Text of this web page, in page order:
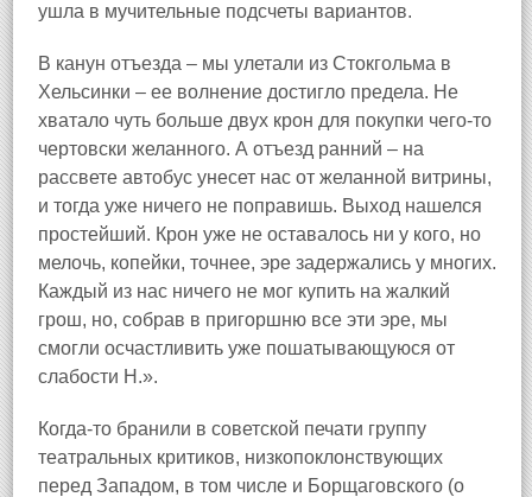
ушла в мучительные подсчеты вариантов.
В канун отъезда – мы улетали из Стокгольма в
Хельсинки – ее волнение достигло предела. Не
хватало чуть больше двух крон для покупки чего‑то
чертовски желанного. А отъезд ранний – на
рассвете автобус унесет нас от желанной витрины,
и тогда уже ничего не поправишь. Выход нашелся
простейший. Крон уже не оставалось ни у кого, но
мелочь, копейки, точнее, эре задержались у многих.
Каждый из нас ничего не мог купить на жалкий
грош, но, собрав в пригоршню все эти эре, мы
смогли осчастливить уже пошатывающуюся от
слабости H.».
Когда‑то бранили в советской печати группу
театральных критиков, низкопоклонствующих
перед Западом, в том числе и Борщаговского (о